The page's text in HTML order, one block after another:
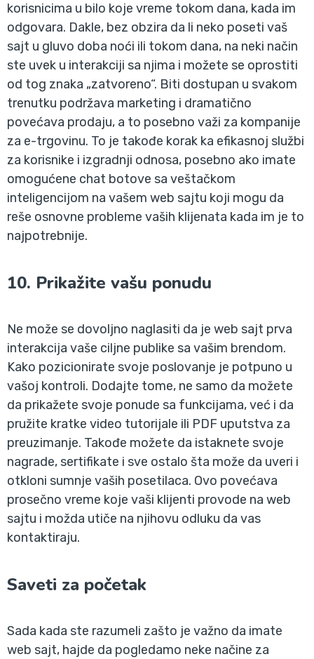
korisnicima u bilo koje vreme tokom dana, kada im
odgovara. Dakle, bez obzira da li neko poseti vaš
sajt u gluvo doba noći ili tokom dana, na neki način
ste uvek u interakciji sa njima i možete se oprostiti
od tog znaka „zatvoreno“. Biti dostupan u svakom
trenutku podržava marketing i dramatično
povećava prodaju, a to posebno važi za kompanije
za e-trgovinu. To je takođe korak ka efikasnoj službi
za korisnike i izgradnji odnosa, posebno ako imate
omogućene chat botove sa veštačkom
inteligencijom na vašem web sajtu koji mogu da
reše osnovne probleme vaših klijenata kada im je to
najpotrebnije.
10. Prikažite vašu ponudu
Ne može se dovoljno naglasiti da je web sajt prva
interakcija vaše ciljne publike sa vašim brendom.
Kako pozicionirate svoje poslovanje je potpuno u
vašoj kontroli. Dodajte tome, ne samo da možete
da prikažete svoje ponude sa funkcijama, već i da
pružite kratke video tutorijale ili PDF uputstva za
preuzimanje. Takođe možete da istaknete svoje
nagrade, sertifikate i sve ostalo šta može da uveri i
otkloni sumnje vaših posetilaca. Ovo povećava
prosečno vreme koje vaši klijenti provode na web
sajtu i možda utiče na njihovu odluku da vas
kontaktiraju.
Saveti za početak
Sada kada ste razumeli zašto je važno da imate
web sajt, hajde da pogledamo neke načine za